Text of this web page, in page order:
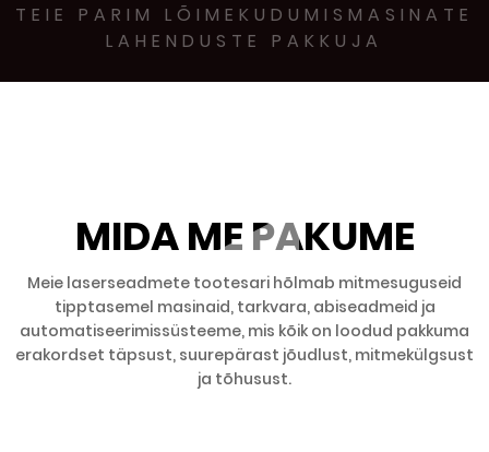
TEIE PARIM LÕIMEKUDUMISMASINATE
LAHENDUSTE PAKKUJA
MIDA ME PAKUME
Meie laserseadmete tootesari hõlmab mitmesuguseid
tipptasemel masinaid, tarkvara, abiseadmeid ja
automatiseerimissüsteeme, mis kõik on loodud pakkuma
erakordset täpsust, suurepärast jõudlust, mitmekülgsust
ja tõhusust.